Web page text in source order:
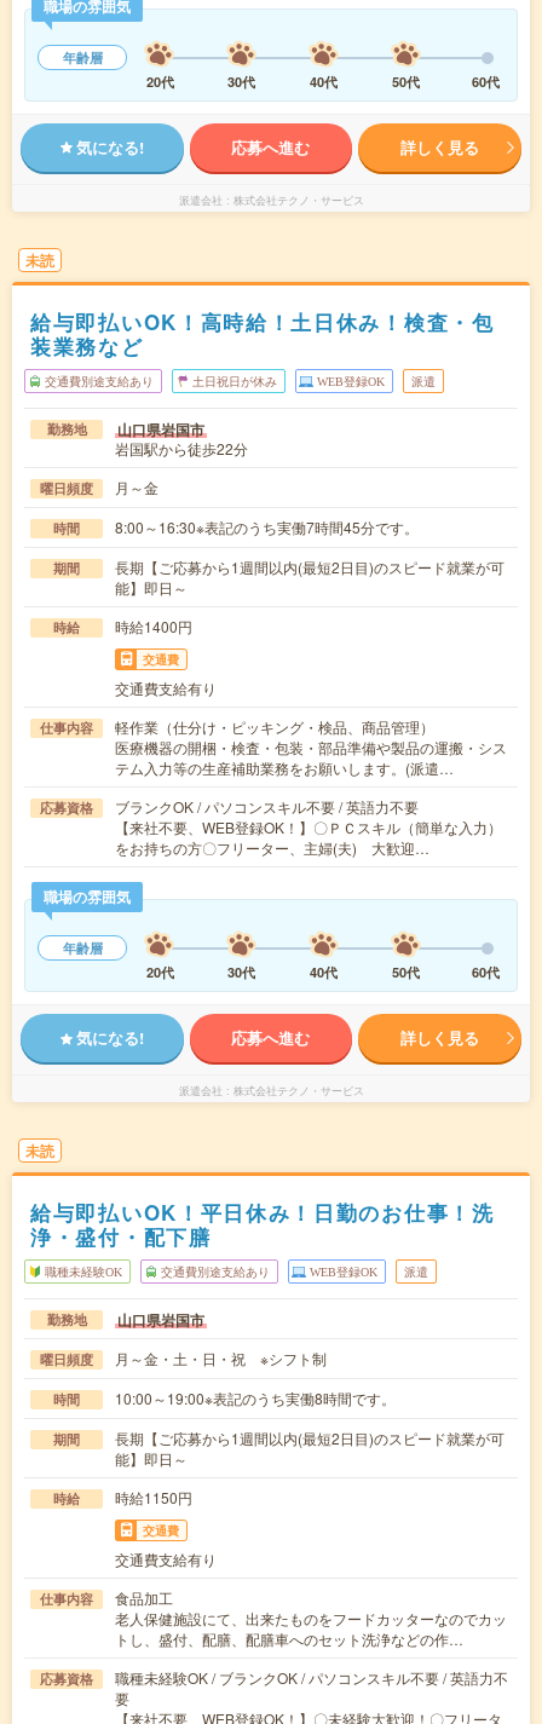
職場の雰囲気
年齢層
20代
30代 40代 50代 60代
気になる! 応募へ進む 詳しく見る
派遣会社 株式会社テクノ・サービス
未読
給与即払いOK！高時給！土日休み！検査・包
装業務など
交通費別途支給あり 土日祝日が休み WEB登録OK 派遣
勤務地 山口県岩国市
岩国駅から徒歩22分
曜日頻度 月～金
時間 8:00～16:30※表記のうち実働7時間45分です。
期間
長期【ご応募から1週間以内(最短2日目)のスピード就業が可
能】即日～
時給 時給1400円
交通費
交通費支給有り
仕事内容
軽作業（仕分け・ピッキング・検品、商品管理）
医療機器の開梱・検査・包装・部品準備や製品の運搬・シス
テム入力等の生産補助業務をお願いします。(派遣…
応募資格
ブランクOK / パソコンスキル不要 / 英語力不要
【来社不要、WEB登録OK！】〇ＰＣスキル（簡単な入力）
をお持ちの方〇フリーター、主婦(夫) 大歓迎…
職場の雰囲気
年齢層
20代
30代 40代 50代 60代
気になる! 応募へ進む 詳しく見る
派遣会社 株式会社テクノ・サービス
未読
給与即払いOK！平日休み！日勤のお仕事！洗
浄・盛付・配下膳
職種未経験OK 交通費別途支給あり WEB登録OK 派遣
勤務地 山口県岩国市
曜日頻度 月～金・土・日・祝 ※シフト制
時間 10:00～19:00※表記のうち実働8時間です。
期間
長期【ご応募から1週間以内(最短2日目)のスピード就業が可
能】即日～
時給 時給1150円
交通費
交通費支給有り
仕事内容
食品加工
老人保健施設にて、出来たものをフードカッターなのでカッ
トし、盛付、配膳、配膳車へのセット洗浄などの作…
応募資格
職種未経験OK / ブランクOK / パソコンスキル不要 / 英語力不
要
【来社不要、WEB登録OK！】〇未経験大歓迎！〇フリータ